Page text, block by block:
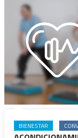
BIENESTAR